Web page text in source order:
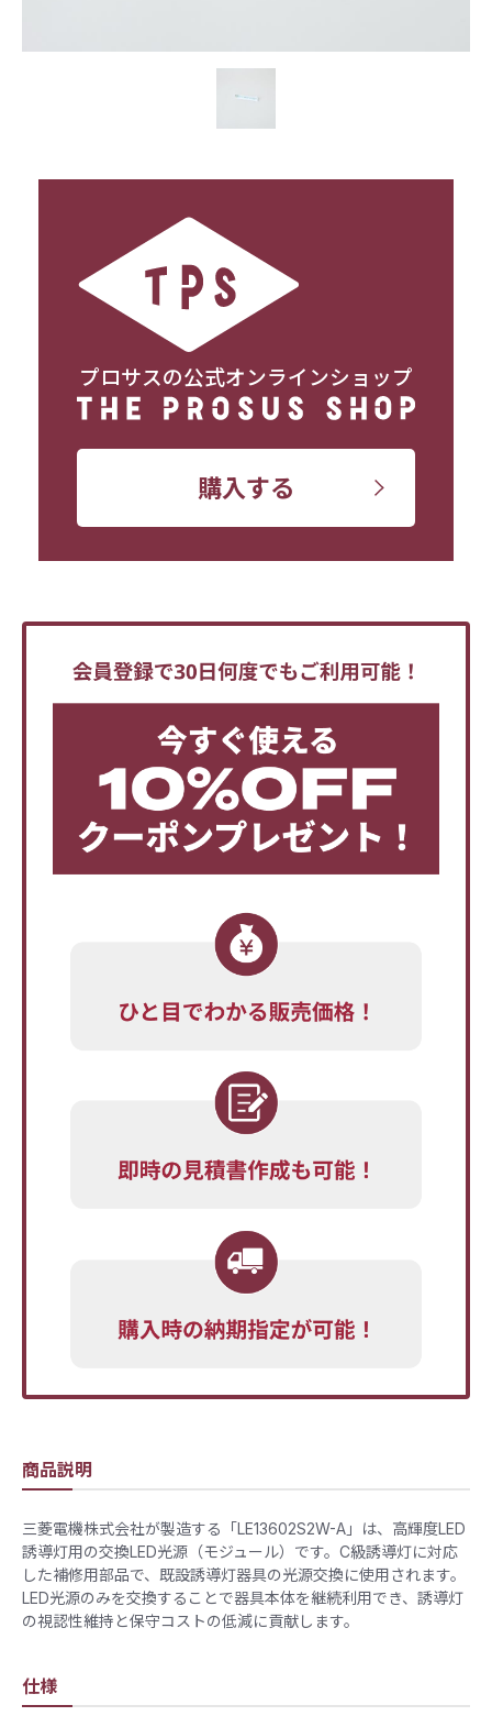
プロサスの公式オンラインショップ
購入する
商品説明
三菱電機株式会社が製造する「LE13602S2W-A」は、高輝度LED
誘導灯用の交換LED光源（モジュール）です。C級誘導灯に対応
した補修用部品で、既設誘導灯器具の光源交換に使用されます。
LED光源のみを交換することで器具本体を継続利用でき、誘導灯
の視認性維持と保守コストの低減に貢献します。
仕様